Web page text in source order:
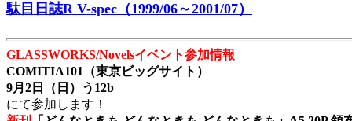
駄目日誌R V-spec（1999/06～2001/07）
GLASSWORKS/Novelsイベント参加情報
COMITIA101（東京ビッグサイト）
9月2日（日）う12b
にて参加します！